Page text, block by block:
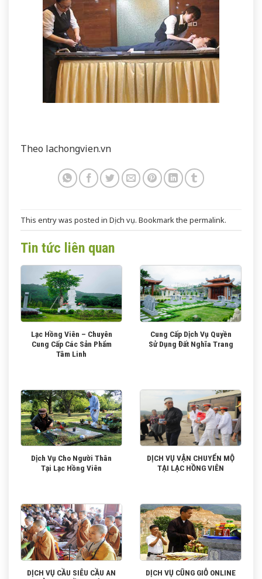
Theo lachongvien.vn
This entry was posted in Dịch vụ. Bookmark the permalink.
Tin tức liên quan
Lạc Hồng Viên – Chuyên
Cung Cấp Các Sản Phẩm
Tâm Linh
Cung Cấp Dịch Vụ Quyền
Sử Dụng Đất Nghĩa Trang
Dịch Vụ Cho Người Thân
Tại Lạc Hồng Viên
DỊCH VỤ VẬN CHUYỂN MỘ
TẠI LẠC HỒNG VIÊN
DỊCH VỤ CẦU SIÊU CẦU AN
DỊCH VỤ CŨNG GIỖ ONLINE